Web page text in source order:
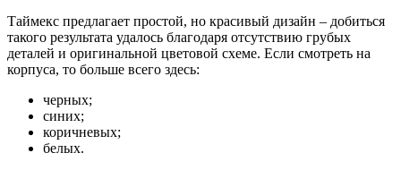
Таймекс предлагает простой, но красивый дизайн – добиться
такого результата удалось благодаря отсутствию грубых
деталей и оригинальной цветовой схеме. Если смотреть на
корпуса, то больше всего здесь:
черных;
синих;
коричневых;
белых.